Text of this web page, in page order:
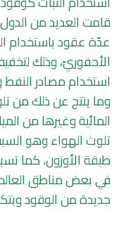
قامت العديد من الدول
عدّة عقود باستخدام
الأحفوريّ، وذلك
استخدام مصادر النفط
وما ينتج عن ذلك من
المائية وغيرها من
تلوث الهواء وهو
طبقة الأوزون، كما
في بعض مناطق العالم
جديدة من الوقود